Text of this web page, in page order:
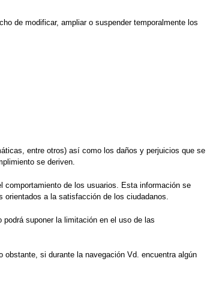
de modificar, ampliar o suspender temporalmente los
entre otros) así como los daños y perjuicios que se
se deriven.
comportamiento de los usuarios. Esta información se
a la satisfacción de los ciudadanos.
suponer la limitación en el uso de las
si durante la navegación Vd. encuentra algún